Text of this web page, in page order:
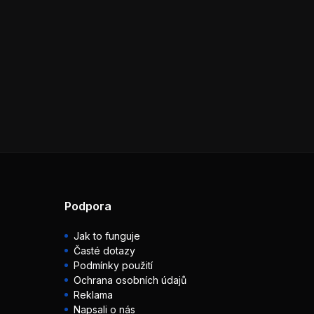
Podpora
Jak to funguje
Časté dotazy
Podmínky použití
Ochrana osobních údajů
Reklama
Napsali o nás